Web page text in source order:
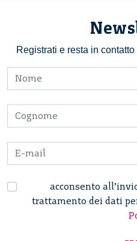
Registrati e resta in
acconsento
trattamento dei dati